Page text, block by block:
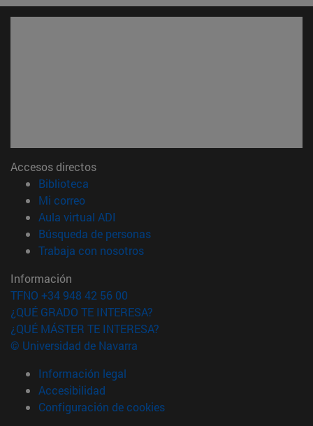
Accesos directos
Biblioteca
Mi correo(abre en nueva ventana)
Aula virtual ADI
Búsqueda de personas(abre en nueva ventana)
Trabaja con nosotros(abre en nueva ventana)
Información
TFNO +34 948 42 56 00
¿QUÉ GRADO TE INTERESA?
¿QUÉ MÁSTER TE INTERESA?
© Universidad de Navarra
Información legal
Accesibilidad
Configuración de cookies